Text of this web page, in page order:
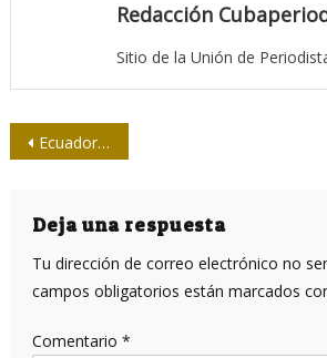
Redacción
Sitio de la Unión de
Navegación
entradas
Ecuador, la batalla decisiva
Deja una respuesta
Tu dirección de correo electrónico no
campos obligatorios están marcados
Comentario *